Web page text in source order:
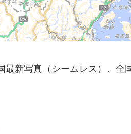
最新写真（シームレス）、全